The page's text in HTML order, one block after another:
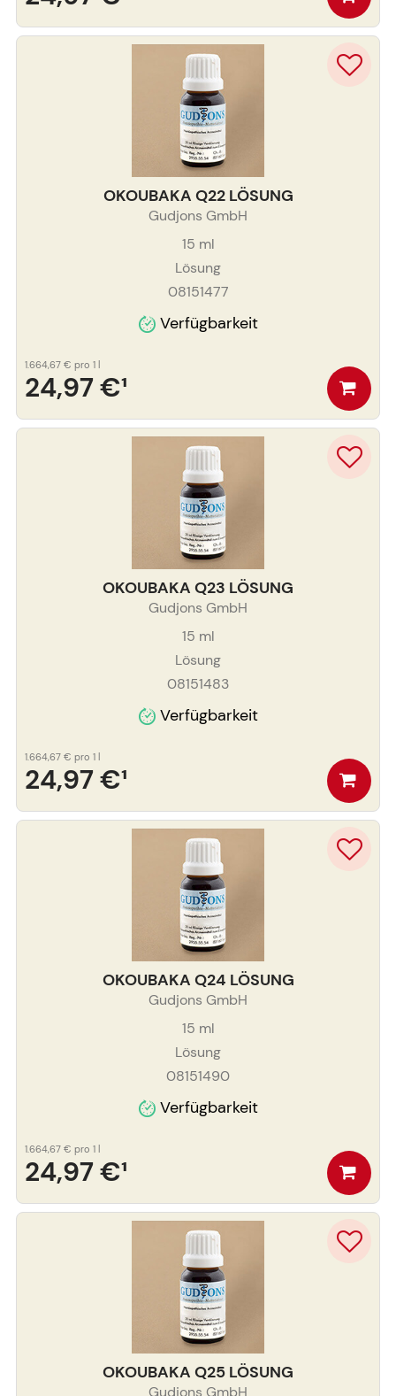
OKOUBAKA Q22 LÖSUNG
Gudjons GmbH
15 ml
Lösung
08151477
Verfügbarkeit
24,97 €¹
1.664,67 € pro 1 l
OKOUBAKA Q23 LÖSUNG
Gudjons GmbH
15 ml
Lösung
08151483
Verfügbarkeit
24,97 €¹
1.664,67 € pro 1 l
OKOUBAKA Q24 LÖSUNG
Gudjons GmbH
15 ml
Lösung
08151490
Verfügbarkeit
24,97 €¹
1.664,67 € pro 1 l
OKOUBAKA Q25 LÖSUNG
Gudjons GmbH